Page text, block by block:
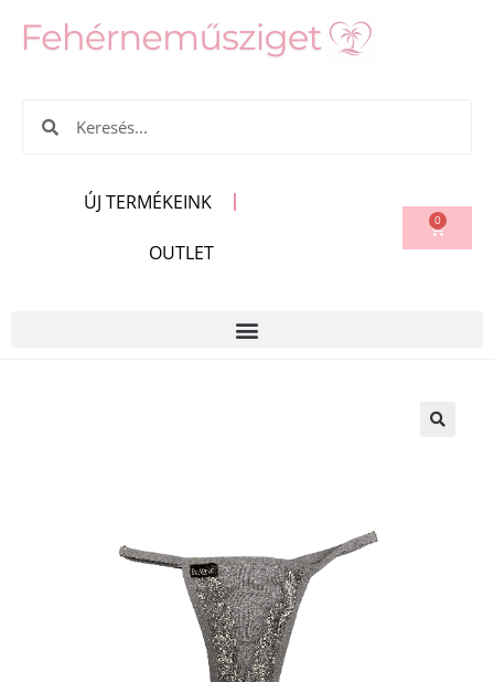
ÚJ TERMÉKEINK
OUTLET
0